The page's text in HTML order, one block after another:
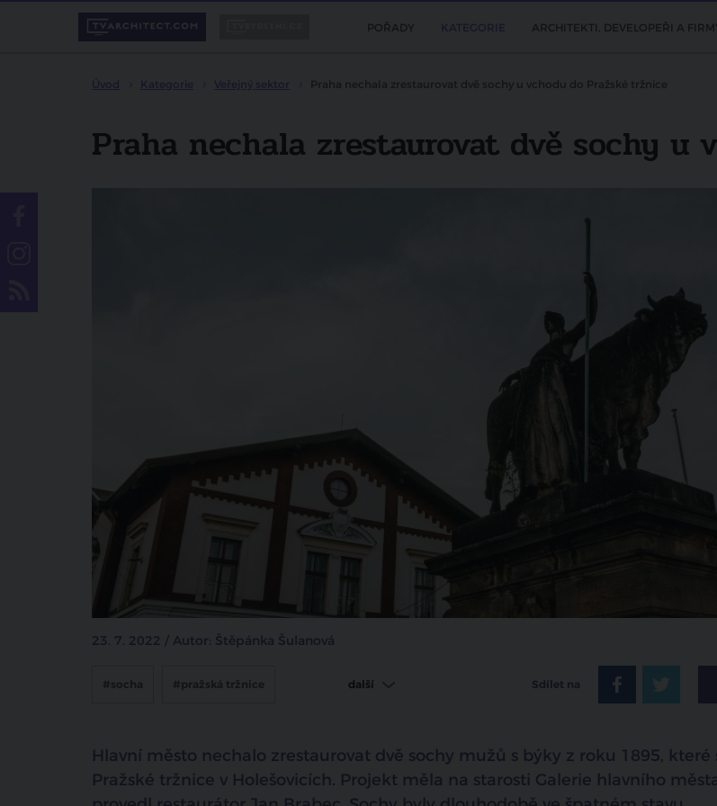
POŘADY ARCHITEKTI, DEVELOPEŘI A
Praha nechala zrestaurovat dvě sochy u vchodu do Pražské tržnice
Praha nechala zrestaurovat dvě sochy u
23. 7. 2022 / Autor: Štěpánka Šulanová
#socha #pražská tržnice další Sdílet na
Hlavní město nechalo zrestaurovat dvě sochy mužů s býky z roku 1895,
Pražské tržnice v Holešovicích. Projekt měla na starosti Galerie hlavního